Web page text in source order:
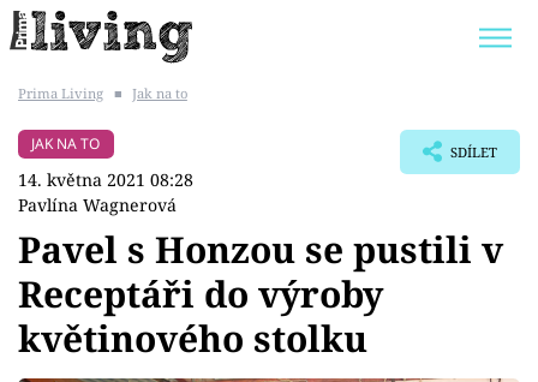
BYDLENÍ SLAVNÝCH
Témata
Bydlení
Prima Living ■ Jak na to
JAK NA TO
14. května 2021 08:28
Pavlína Wagnerová
SDÍLET
Pavel s Honzou se pustili v
Receptáři do výroby
květinového stolku